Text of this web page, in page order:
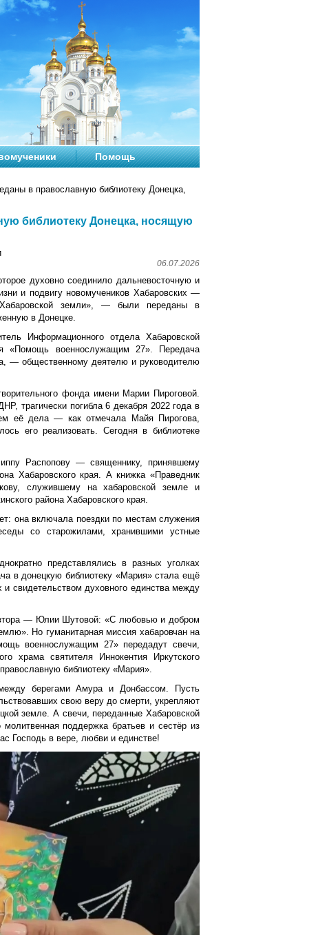
Помощь
в православную библиотеку Донецка,
библиотеку Донецка, носящую
06.07.2026
духовно соединило дальневосточную и
и подвигу новомучеников Хабаровских —
земли», — были переданы в
в Донецке.
Информационного отдела Хабаровской
«Помощь военнослужащим 27». Передача
— общественному деятелю и руководителю
фонда имени Марии Пироговой.
трагически погибла 6 декабря 2022 года в
её дела — как отмечала Майя Пирогова,
его реализовать. Сегодня в библиотеке
Распопову — священнику, принявшему
Хабаровского края. А книжка «Праведник
служившему на хабаровской земле и
района Хабаровского края.
она включала поездки по местам служения
со старожилами, хранившими устные
представлялись в разных уголках
в донецкую библиотеку «Мария» стала ещё
свидетельством духовного единства между
— Юлии Шутовой: «С любовью и добром
Но гуманитарная миссия хабаровчан на
военнослужащим 27» передадут свечи,
храма святителя Иннокентия Иркутского
библиотеку «Мария».
берегами Амура и Донбассом. Пусть
свою веру до смерти, укрепляют
земле. А свечи, переданные Хабаровской
поддержка братьев и сестёр из
Господь в вере, любви и единстве!